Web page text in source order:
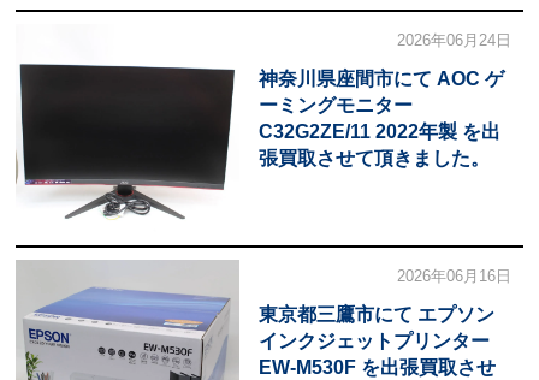
2026年06月24日
神奈川県座間市にて AOC ゲ
ーミングモニター
C32G2ZE/11 2022年製 を出
張買取させて頂きました。
2026年06月16日
東京都三鷹市にて エプソン
インクジェットプリンター
EW-M530F を出張買取させ